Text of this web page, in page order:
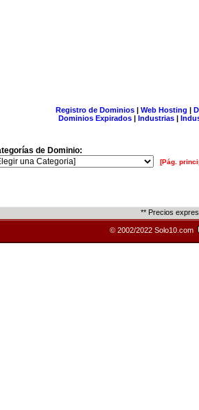
Registro de Dominios| Web Hosting |
Dominios Expirados | Industrias |
de Dominio:
[Pág.
** Precios
© 2002/2022 Solo10.com